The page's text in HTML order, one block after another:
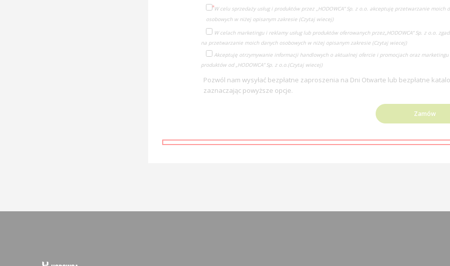
W celu sprzedaży usług i produktów przez „HODOWCA” Sp. z o.o. akceptuję przetwarzanie moich
osobowych w niżej opisanym zakresie (Czytaj wiecej)
W celach marketingu i reklamy usług lub produktów oferowanych przez„HODOWCA” Sp. z o.o.
na przetwarzanie moich danych osobowych w niżej opisanym zakresie (Czytaj wiecej)
Akceptuję otrzymywanie informacji handlowych o aktualnej ofercie i promocjach oraz marketingu
produktów od „HODOWCA” Sp. z o.o.(Czytaj wiecej)
Pozwól nam wysyłać bezpłatne zaproszenia na Dni Otwarte lub bezpłatne
zaznaczając powyższe opcje.